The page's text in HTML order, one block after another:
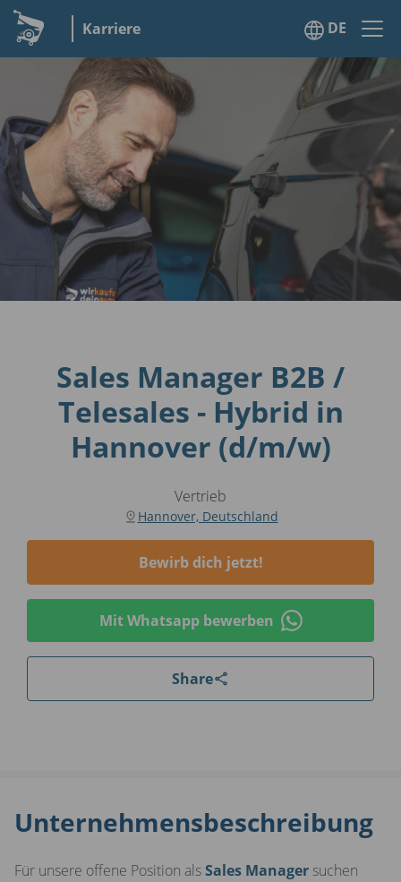
Karriere DE
Sales Manager B2B /
Telesales - Hybrid in
Hannover (d/m/w)
Vertrieb
Hannover, Deutschland
Bewirb dich jetzt!
Mit Whatsapp bewerben
Share
Unternehmensbeschreibung
Für unsere offene Position alsSales Manager suchen